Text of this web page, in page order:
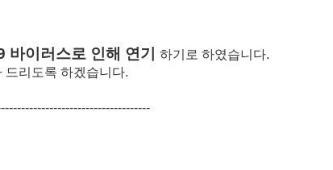
바이러스로 인해 연기
하기로 하였습니다.
드리도록 하겠습니다.